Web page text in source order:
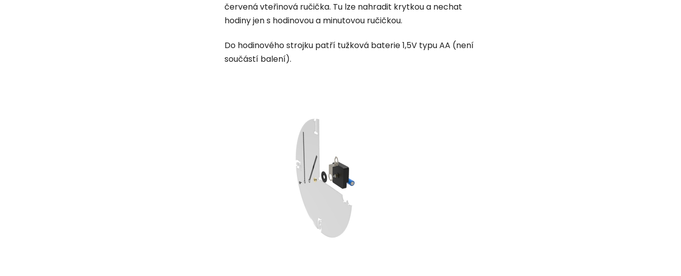
červená vteřinová ručička. Tu lze nahradit krytkou a nechat
hodiny jen s hodinovou a minutovou ručičkou.
Do hodinového strojku patří tužková baterie 1,5V typu AA (není
součástí balení).